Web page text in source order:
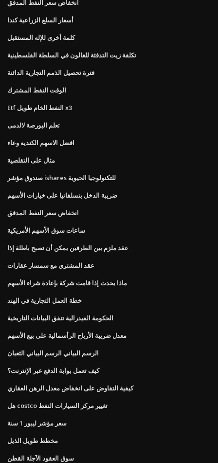
انخفاض سعر النفط المدفق
أسعار السلع الزراعية كندا
كلمة أخرى للإله المستقبل
تكلفة زيت التدفئة للغالون في السلطة الفلسطينية
فترة تحصيل الذمم التجارية الدائنة
الوقت النفط المشترك
Etf النفط الخام طويل x3
تعلم البورصة لالدمى
افضل الاسهم الكنديه وعاء
مثال على التقلصية
صندوق مؤشر ishares للتكنولوجيا الحيوية
ضريبة الدخل بنسلفانيا على خيارات الأسهم
انخفاض سعر النفط المدفق
ساعات سوق الأسهم الأمريكية
عقد ملزم بين الطرفين يمكن أن تصبح باطلة إذا
عقد المشتري مع سمسار عقارات
ماذا يحدث إذا قامت شركة بإعادة شراء الأسهم
خطة العمل التجارية في الهند
الحكومة الفيدرالية تنفق البيانات التاريخية
معدل ضريبة الأرباح الرأسمالية على بيع الأسهم
الرسم البياني الرسم البياني الثعبان
كيف تعمل بوابة الدفع عبر الإنترنت؟
كيفية التفاوض على انخفاض معدل الرهن العقاري
هل costco تغيير مركز السيارات النفط
سعر مؤشر ليبور 1 سنة
مخطط طويل الذيل
سوق العقود الآجلة القطن